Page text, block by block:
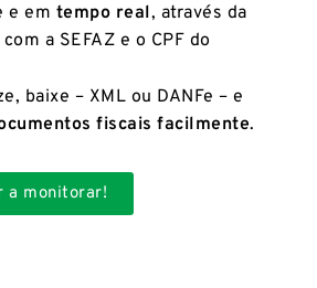
e em tempo real, através da
a SEFAZ e o CPF do
baixe – XML ou DANFe – e
fiscais facilmente.
a monitorar!